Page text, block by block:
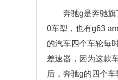
奔驰g是奔驰
0车型，也有g63
的汽车四个车轮每
差速器，因为这款
后，奔驰g的四个